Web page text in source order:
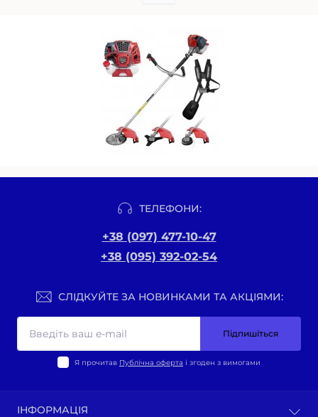
ТЕЛЕФОНИ:
+38 (097) 477-10-47
+38 (095) 392-02-54
СЛІДКУЙТЕ ЗА НОВИНКАМИ ТА АКЦІЯМИ:
Підпишіться
Я прочитав Публічна оферта і згоден з вимогами
ІНФОРМАЦІЯ